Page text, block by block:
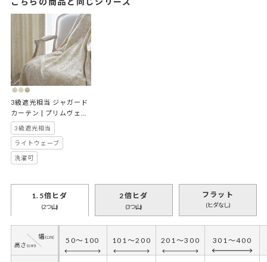
3級遮光相当 ジャガード
カーテン | プリムヴェー
ル
3級遮光相当
ライトウェーブ
洗濯可
1.5倍ヒダ
(2つ山)
50～100 101～200 201～300 301～400
2倍ヒダ
(3つ山)
フラット
(ヒダなし)